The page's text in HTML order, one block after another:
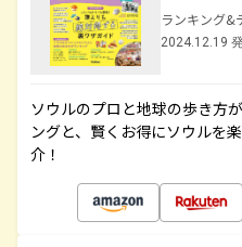
ランキング&
2024.12.19
ソウルのプロと地球の歩き方
ングと、賢くお得にソウルを
介！